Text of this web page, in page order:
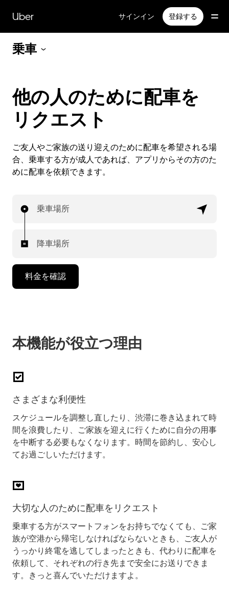
Uber サインイン 登録する
乗車
他の人のために配車を
リクエスト
ご友人やご家族の送り迎えのために配車を希望される場
合、乗車する方が成人であれば、アプリからその方のた
めに配車を依頼できます。
乗車場所
降車場所
料金を確認
本機能が役立つ理由
さまざまな利便性
スケジュールを調整し直したり、渋滞に巻き込まれて時
間を浪費したり、ご家族を迎えに行くために自分の用事
を中断する必要もなくなります。時間を節約し、安心し
てお過ごしいただけます。
大切な人のために配車をリクエスト
乗車する方がスマートフォンをお持ちでなくても、ご家
族が空港から帰宅しなければならないときも、ご友人が
うっかり終電を逃してしまったときも、代わりに配車を
依頼して、それぞれの行き先まで安全にお送りできま
す。きっと喜んでいただけますよ。